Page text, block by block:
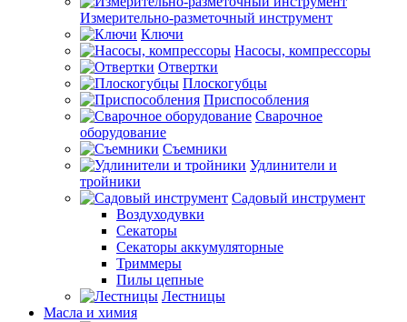
Измерительно-разметочный инструмент
Ключи
Насосы, компрессоры
Отвертки
Плоскогубцы
Приспособления
Сварочное
оборудование
Съемники
Удлинители и
тройники
Садовый инструмент
Воздуходувки
Секаторы
Секаторы аккумуляторные
Триммеры
Пилы цепные
Лестницы
Масла и химия